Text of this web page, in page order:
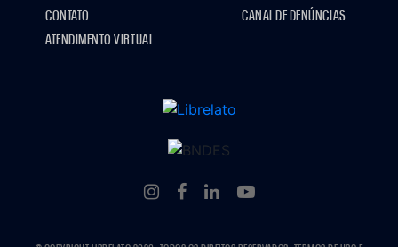
CONTATO
ATENDIMENTO VIRTUAL
CANAL DE DENÚNCIAS